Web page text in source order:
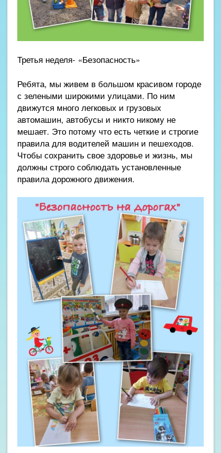
Третья неделя- «Безопасность»
Ребята, мы живем в большом красивом городе
с зелеными широкими улицами. По ним
движутся много легковых и грузовых
автомашин, автобусы и никто никому не
мешает. Это потому что есть четкие и строгие
правила для водителей машин и пешеходов.
Чтобы сохранить свое здоровье и жизнь, мы
должны строго соблюдать установленные
правила дорожного движения.